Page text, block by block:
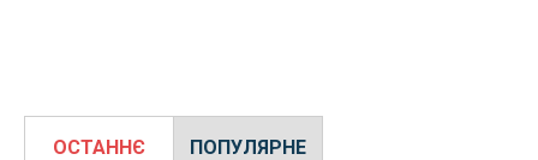
ОСТАННЄ ПОПУЛЯРНЕ